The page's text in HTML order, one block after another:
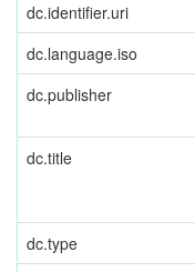
dc.identifier.uri
dc.language.iso
dc.publisher
dc.title
dc.type